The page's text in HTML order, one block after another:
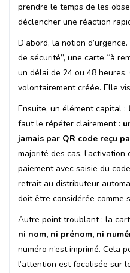
prendre le temps de les
déclencher une réaction
D’abord, la notion
de sécurité”, une carte “à
un délai de 24 ou 48
volontairement créée. Elle
Ensuite, un élément capital :
faut le répéter clairement :
jamais par QR code reçu
majorité des cas,
paiement avec saisie du
retrait au distributeur
doit être considérée comme
Autre point troublant : la
ni nom, ni prénom, ni
numéro n’est imprimé. Cela
l’attention est focalisée sur